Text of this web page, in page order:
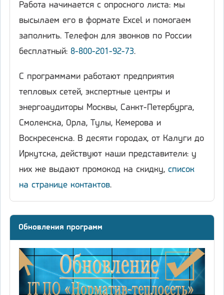
Работа начинается с опросного листа: мы
высылаем его в формате Excel и помогаем
заполнить. Телефон для звонков по России
бесплатный: 8-800-201-92-73.
С программами работают предприятия
тепловых сетей, экспертные центры и
энергоаудиторы Москвы, Санкт-Петербурга,
Смоленска, Орла, Тулы, Кемерова и
Воскресенска. В десяти городах, от Калуги до
Иркутска, действуют наши представители: у
них же выдают промокод на скидку, список
на странице контактов.
Обновления программ